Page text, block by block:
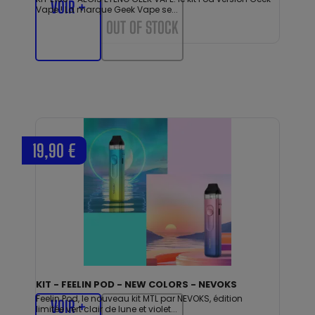
Vape ! La marque Geek Vape se...
VOIR +
OUT OF STOCK
KIT - FEELIN POD - NEW COLORS - NEVOKS
Feelin Pod, le nouveau kit MTL par NEVOKS, édition
limitée vert clair de lune et violet...
19,90 €
VOIR +